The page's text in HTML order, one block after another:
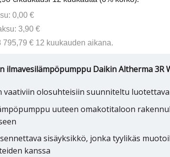
0,00 €
3,90 €
795,79 € 12 kuukauden aikana.
ilmavesilämpöpumppu Daikin Altherma 3R
vaativiin olosuhteisiin suunniteltu
uuteen omakotitaloon
sisäyksikkö, jonka tyylikäs
kanssa